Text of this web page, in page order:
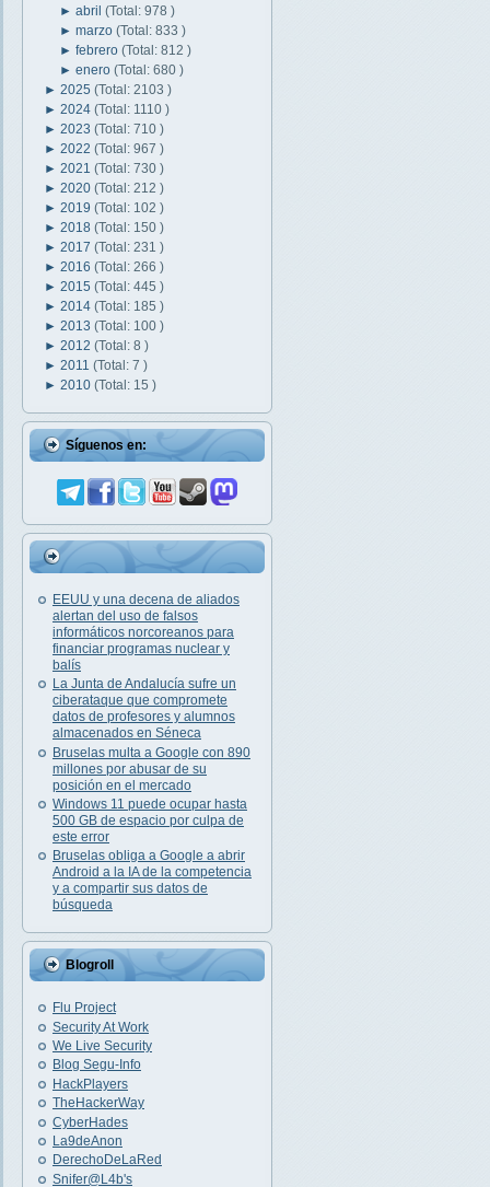
►abril(Total: 978 )
►marzo(Total: 833 )
►febrero(Total: 812 )
►enero(Total: 680 )
► 2025 (Total: 2103 )
► 2024 (Total: 1110 )
► 2023 (Total: 710 )
► 2022 (Total: 967 )
► 2021 (Total: 730 )
► 2020 (Total: 212 )
► 2019 (Total: 102 )
► 2018 (Total: 150 )
► 2017 (Total: 231 )
► 2016 (Total: 266 )
► 2015 (Total: 445 )
► 2014 (Total: 185 )
► 2013 (Total: 100 )
► 2012 (Total: 8 )
► 2011 (Total: 7 )
► 2010 (Total: 15 )
Síguenos en:
EEUU y una decena de aliados
alertan del uso de falsos
informáticos norcoreanos para
financiar programas nuclear y
balís
La Junta de Andalucía sufre un
ciberataque que compromete
datos de profesores y alumnos
almacenados en Séneca
Bruselas multa a Google con 890
millones por abusar de su
posición en el mercado
Windows 11 puede ocupar hasta
500 GB de espacio por culpa de
este error
Bruselas obliga a Google a abrir
Android a la IA de la competencia
y a compartir sus datos de
búsqueda
Blogroll
Flu Project
Security At Work
We Live Security
Blog Segu-Info
HackPlayers
TheHackerWay
CyberHades
La9deAnon
DerechoDeLaRed
Snifer@L4b's